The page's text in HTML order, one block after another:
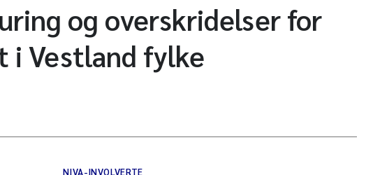
og overskridelser for
i Vestland fylke
NIVA-INVOLVERTE